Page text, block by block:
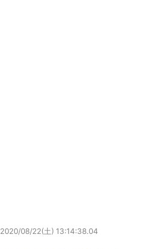
2020/08/22(土) 13:14:38.04